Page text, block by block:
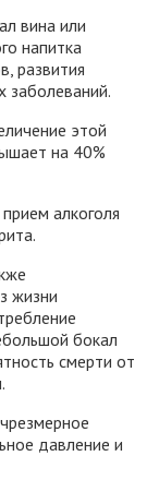
вина или
напитка
развития
заболеваний.
этой
на 40%
алкоголя
жизни
бокал
смерти от
давление и